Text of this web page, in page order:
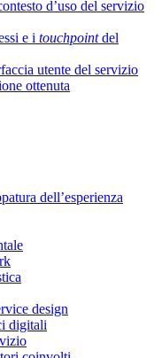
d’uso del servizio
e i touchpointdel
utente del servizio
ottenuta
dell’esperienza
design
digitali